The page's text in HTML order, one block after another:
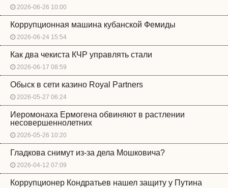
2026-06-26 10:00
Коррупционная машина кубанской Фемиды
2026-06-24 15:54
Как два чекиста КЧР управлять стали
2026-06-17 08:59
Обыск в сети казино Royal Partners
2026-05-27 06:24
Иеромонаха Ермогена обвиняют в растлении
несовершеннолетних
2026-05-26 10:20
Гладкова снимут из-за дела Мошковича?
2026-04-12 07:09
Коррупционер Кондратьев нашел защиту у Путина